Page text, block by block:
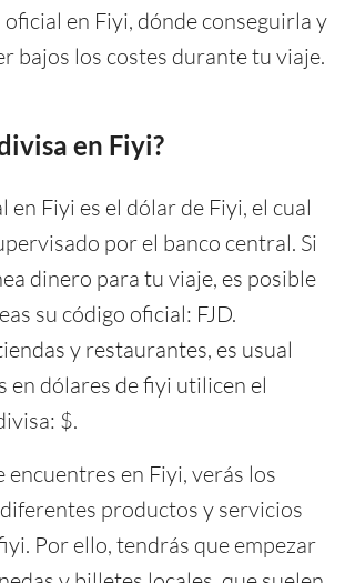
en Fiyi, dónde conseguirla y
bajos los costes durante tu viaje.
en Fiyi?
en Fiyi es el dólar de Fiyi, el cual
por el banco central. Si
dinero para tu viaje, es posible
su código oficial: FJD.
y restaurantes, es usual
en dólares de fiyi utilicen el
$.
encuentres en Fiyi, verás los
productos y servicios
Por ello, tendrás que empezar